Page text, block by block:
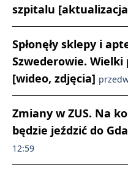
szpitalu
Spłonęły sklepy i
Szwederowie. Wielki
[wideo, zdjęcia]
Zmiany w ZUS. Na
będzie jeździć do
12:59